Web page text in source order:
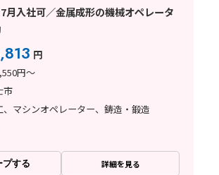
7月入社可／金属成形の機械オペレータ
円
円～
市
、マシンオペレーター、鋳造・鍛造
プする 詳細を見る